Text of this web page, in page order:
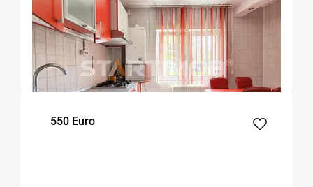
Garsoniera mobilata str Carpatilor zona
Judetean
Brasov
m²
Parter
Etaj
550 Euro